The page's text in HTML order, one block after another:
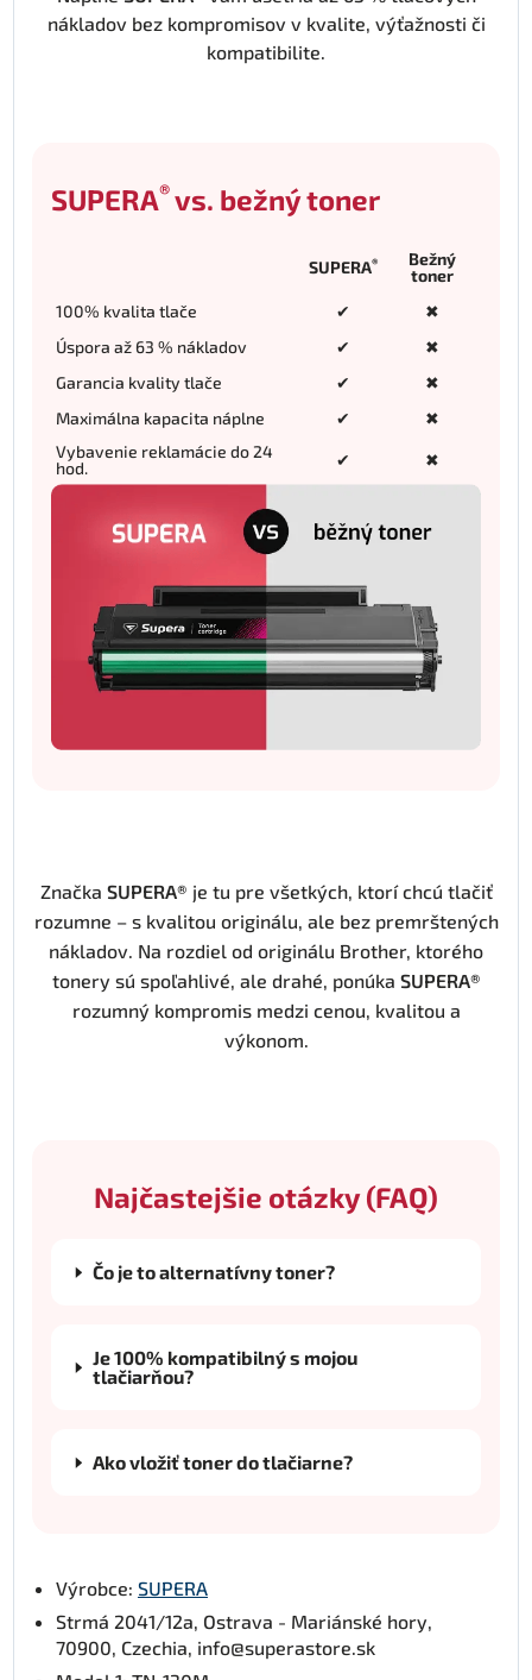
nákladov bez kompromisov v kvalite, výťažnosti či
kompatibilite.
SUPERA®vs. bežný toner
SUPERA®
Bežný
toner
100% kvalita tlače
✔
✖
Úspora až 63 % nákladov
✔
✖
Garancia kvality tlače
✔
✖
Maximálna kapacita náplne
✔
✖
Vybavenie reklamácie do 24
hod.
✔ ✖
Značka SUPERA® je tu pre všetkých, ktorí chcú tlačiť
rozumne – s kvalitou originálu, ale bez premrštených
nákladov. Na rozdiel od originálu Brother, ktorého
tonery sú spoľahlivé, ale drahé, ponúka SUPERA®
rozumný kompromis medzi cenou, kvalitou a
výkonom.
Najčastejšie otázky (FAQ)
Čo je to alternatívny toner?
Je 100% kompatibilný s mojou
tlačiarňou?
Ako vložiť toner do tlačiarne?
Výrobce: SUPERA
Strmá 2041/12a, Ostrava - Mariánské hory,
70900, Czechia, info@superastore.sk